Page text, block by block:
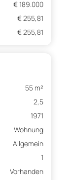
€ 189.000
€ 255,81
€ 255,81
55 m²
2,5
1971
Wohnung
Allgemein
1
Vorhanden